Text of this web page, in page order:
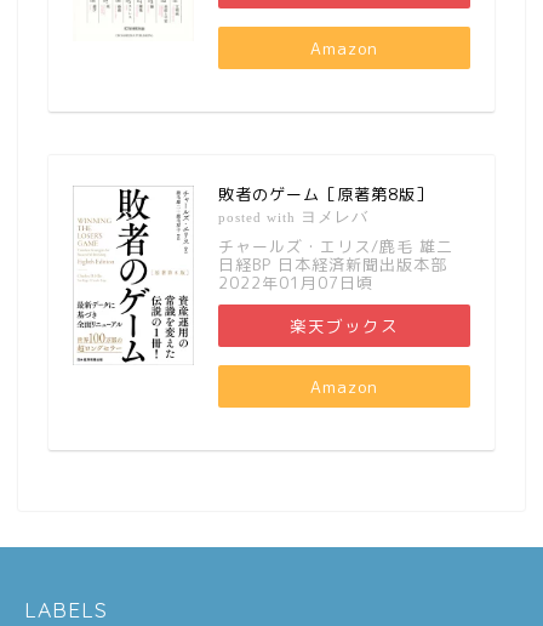
Amazon
敗者のゲーム［原著第8版］
posted with ヨメレバ
チャールズ・エリス/鹿毛 雄二
日経BP 日本経済新聞出版本部
2022年01月07日頃
楽天ブックス
Amazon
LABELS